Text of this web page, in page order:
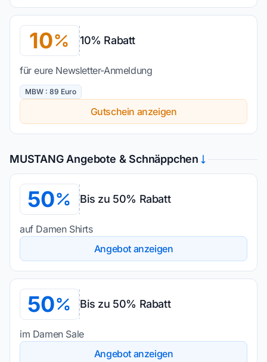
10 10% Rabatt
für eure Newsletter-Anmeldung
MBW : 89 Euro
Gutschein anzeigen
MUSTANG Angebote & Schnäppchen
50 Bis zu 50% Rabatt
auf Damen Shirts
Angebot anzeigen
50 Bis zu 50% Rabatt
im Damen Sale
Angebot anzeigen